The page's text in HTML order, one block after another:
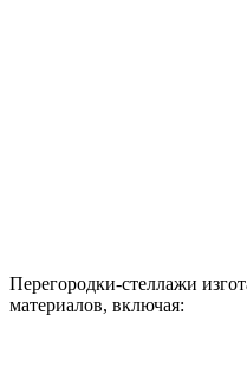
Перегородки-стеллажи
материалов, включая: